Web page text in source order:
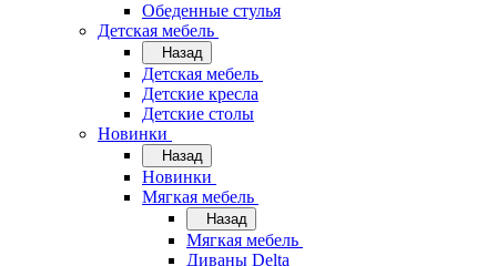
Обеденные стулья
Детская мебель
Назад
Детская мебель
Детские кресла
Детские столы
Новинки
Назад
Новинки
Мягкая мебель
Назад
Мягкая мебель
Диваны Delta